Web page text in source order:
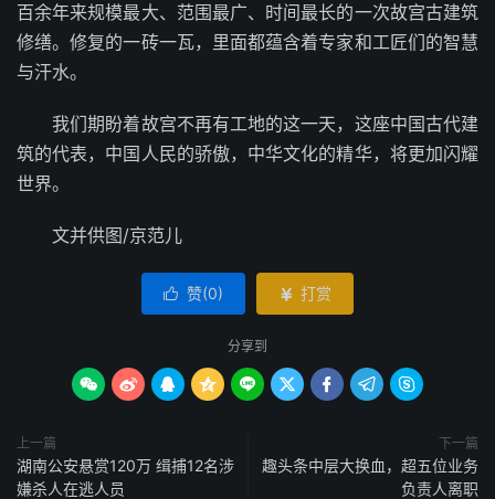
百余年来规模最大、范围最广、时间最长的一次故宫古建筑
修缮。修复的一砖一瓦，里面都蕴含着专家和工匠们的智慧
与汗水。
我们期盼着故宫不再有工地的这一天，这座中国古代建
筑的代表，中国人民的骄傲，中华文化的精华，将更加闪耀
世界。
文并供图/京范儿
 赞(0)  打赏
分享到
        
上一篇
湖南公安悬赏120万 缉捕12名涉
嫌杀人在逃人员
下一篇
趣头条中层大换血，超五位业务
负责人离职